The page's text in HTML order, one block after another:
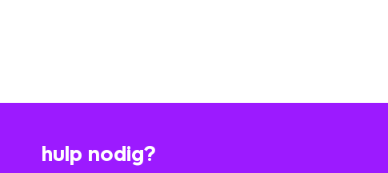
hulp nodig?